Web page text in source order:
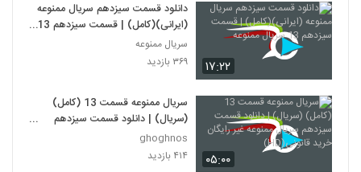
۱۷:۲۲
دانلود قسمت سیزدهم سریال ممنوعه
(ایرانی)(کامل) | قسمت سیزدهم 13
سریال ممنوعه
سریال ممنوعه
۳۶۹ بازدید
۰۵:۰۰
سریال ممنوعه قسمت 13 (کامل)
(سریال) | دانلود قسمت سیزدهم
سریال ممنوعه غیر رایگان خرید
قانونی(HD)
ghoghnos
۴۱۴ بازدید